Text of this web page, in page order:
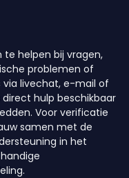
helpen bij vragen,
problemen of
via livechat, e-mail of
hulp beschikbaar
Voor verificatie
samen met de
in het